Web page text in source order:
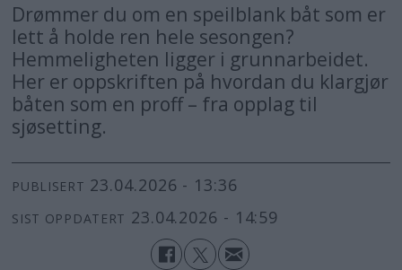
Drømmer du om en speilblank båt som er
lett å holde ren hele sesongen?
Hemmeligheten ligger i grunnarbeidet.
Her er oppskriften på hvordan du klargjør
båten som en proff – fra opplag til
sjøsetting.
PUBLISERT 23.04.2026 - 13:36
SIST OPPDATERT 23.04.2026 - 14:59